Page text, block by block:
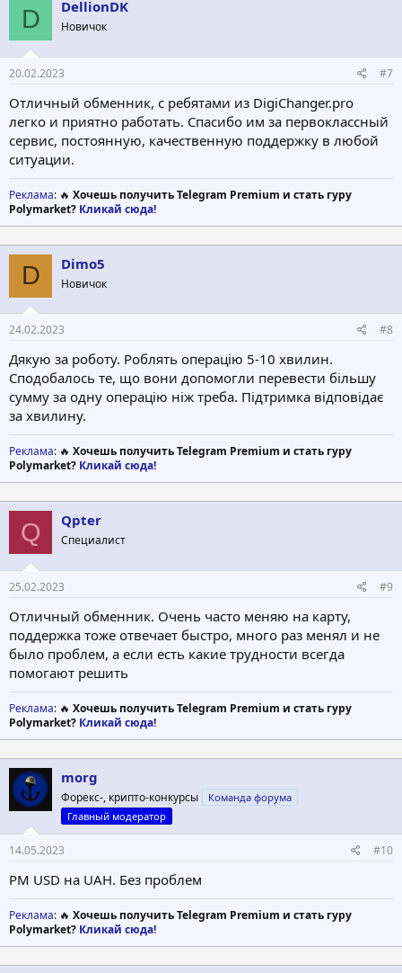
D DellionDK
Новичок
20.02.2023 #7
Отличный обменник, с ребятами из DigiChanger.pro
легко и приятно работать. Спасибо им за первоклассный
сервис, постоянную, качественную поддержку в любой
ситуации.
Реклама: 🔥 Хочешь получить Telegram Premium и стать гуру
Polymarket? Кликай сюда!
D Dimo5
Новичок
24.02.2023 #8
Дякую за роботу. Роблять операцію 5-10 хвилин.
Сподобалось те, що вони допомогли перевести більшу
сумму за одну операцію ніж треба. Підтримка відповідає
за хвилину.
Реклама: 🔥 Хочешь получить Telegram Premium и стать гуру
Polymarket? Кликай сюда!
Q Qpter
Специалист
25.02.2023 #9
Отличный обменник. Очень часто меняю на карту,
поддержка тоже отвечает быстро, много раз менял и не
было проблем, а если есть какие трудности всегда
помогают решить
Реклама: 🔥 Хочешь получить Telegram Premium и стать гуру
Polymarket? Кликай сюда!
morg
Форекс-, крипто-конкурсы
Команда форума
Главный модератор
14.05.2023 #10
PM USD на UAH. Без проблем
Реклама: 🔥 Хочешь получить Telegram Premium и стать гуру
Polymarket? Кликай сюда!